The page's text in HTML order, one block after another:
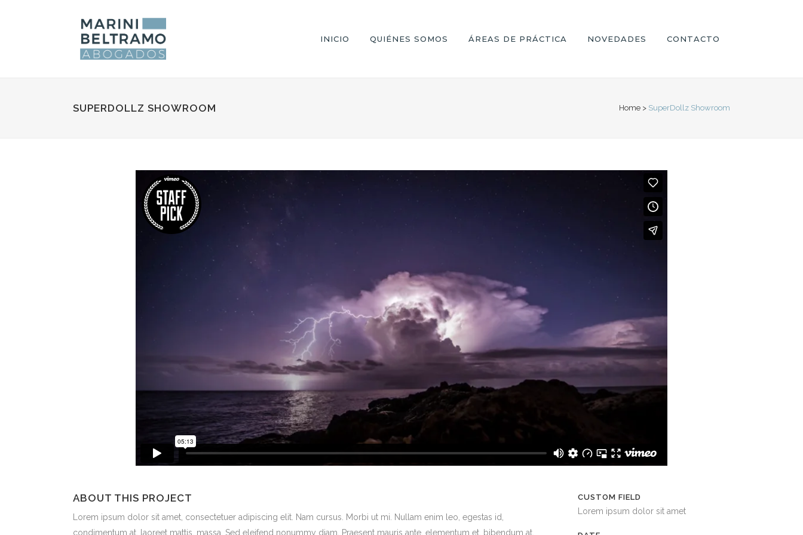
INICIO QUIÉNES SOMOS ÁREAS DE PRÁCTICA NOVEDADES CONTACTO
SUPERDOLLZ SHOWROOM Home > SuperDollz Showroom
ABOUT THIS PROJECT
Lorem ipsum dolor sit amet, consectetuer adipiscing elit. Nam cursus. Morbi ut mi. Nullam enim leo, egestas id,
condimentum at, laoreet mattis, massa. Sed eleifend nonummy diam. Praesent mauris ante, elementum et, bibendum at,
CUSTOM FIELD
Lorem ipsum dolor sit amet